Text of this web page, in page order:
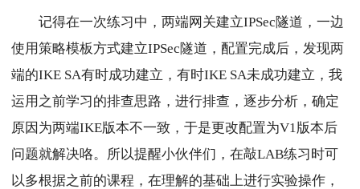
记得在一次练习中，两端网关建立IPSec隧道，一边
使用策略模板方式建立IPSec隧道，配置完成后，发现两
端的IKE SA有时成功建立，有时IKE SA未成功建立，我
运用之前学习的排查思路，进行排查，逐步分析，确定
原因为两端IKE版本不一致，于是更改配置为V1版本后
问题就解决咯。所以提醒小伙伴们，在敲LAB练习时可
以多根据之前的课程，在理解的基础上进行实验操作，